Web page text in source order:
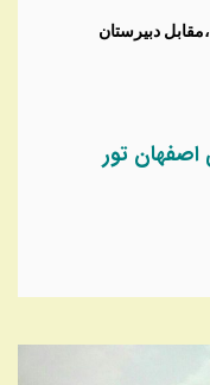
دبیرستان
اصفهان تور